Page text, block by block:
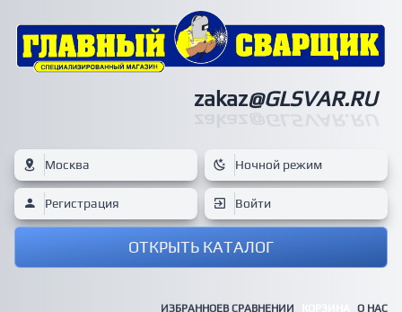
zakaz@GLSVAR.RU
Москва Ночной режим
Регистрация Войти
ОТКРЫТЬ КАТАЛОГ
ИЗБРАННОЕВ СРАВНЕНИИ О НАС